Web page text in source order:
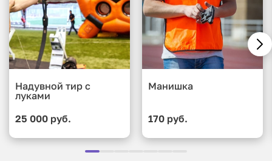
Надувной тир с
луками
25 000 руб.
Манишка
170 руб.